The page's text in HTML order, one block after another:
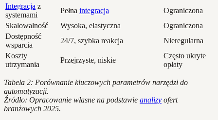
Integracja z
systemami
Pełna integracja
Ograniczona
Skalowalność
Wysoka, elastyczna
Ograniczona
Dostępność
wsparcia
24/7, szybka reakcja
Nieregularna
Koszty
utrzymania
Przejrzyste, niskie
Często ukryte
opłaty
Tabela 2: Porównanie kluczowych parametrów narzędzi do
automatyzacji.
Źródło: Opracowanie własne na podstawie analizy ofert
branżowych 2025.